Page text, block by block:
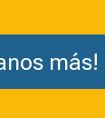
más!